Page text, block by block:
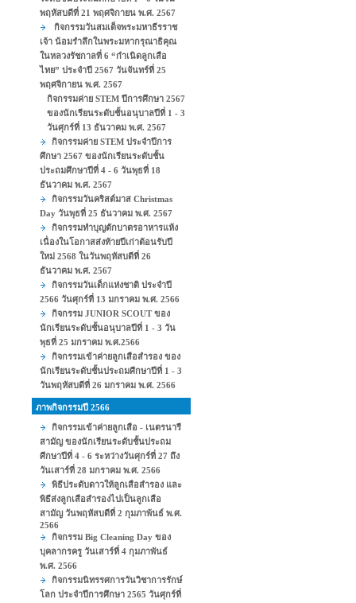
พฤหัสบดีที่ 21 พฤศจิกายน พ.ศ. 2567
กิจกรรมวันสมเด็จพระมหาธีรราช
เจ้า น้อมรำลึกในพระมหากรุณาธิคุณ
ในหลวงรัชกาลที่ 6 “กําเนิดลูกเสือ
ไทย” ประจำปี 2567 วันจันทร์ที่ 25
พฤศจิกายน พ.ศ. 2567
กิจกรรมค่าย STEM ปีการศึกษา 2567
ของนักเรียนระดับชั้นอนุบาลปีที่ 1 - 3
วันศุกร์ที่ 13 ธันวาคม พ.ศ. 2567
กิจกรรมค่าย STEM ประจำปีการ
ศึกษา 2567 ของนักเรียนระดับชั้น
ประถมศึกษาปีที่ 4 - 6 วันพุธที่ 18
ธันวาคม พ.ศ. 2567
กิจกรรมวันคริสต์มาส Christmas
Day วันพุธที่ 25 ธันวาคม พ.ศ. 2567
กิจกรรมทำบุญตักบาตรอาหารแห้ง
เนื่องในโอกาสส่งท้ายปีเก่าต้อนรับปี
ใหม่ 2568 ในวันพฤหัสบดีที่ 26
ธันวาคม พ.ศ. 2567
กิจกรรมวันเด็กแห่งชาติ ประจำปี
2566 วันศุกร์ที่ 13 มกราคม พ.ศ. 2566
กิจกรรม JUNIOR SCOUT ของ
นักเรียนระดับชั้นอนุบาลปีที่ 1 - 3 วัน
พุธที่ 25 มกราคม พ.ศ.2566
กิจกรรมเข้าค่ายลูกเสือสำรอง ของ
นักเรียนระดับชั้นประถมศีกษาปีที่ 1 - 3
วันพฤหัสบดีที่ 26 มกราคม พ.ศ. 2566
ภาพกิจกรรมปี 2566
กิจกรรมเข้าค่ายลูกเสือ - เนตรนารี
สามัญ ของนักเรียนระดับชั้นประถม
ศีกษาปีที่ 4 - 6 ระหว่างวันศุกร์ที่ 27 ถึง
วันเสาร์ที่ 28 มกราคม พ.ศ. 2566
พิธีประดับดาวให้ลูกเสือสำรอง และ
พิธีส่งลูกเสือสำรองไปเป็นลูกเสือ
สามัญ วันพฤหัสบดีที่ 2 กุมภาพ้นธ์ พ.ศ.
2566
กิจกรรม Big Cleaning Day ของ
บุคลากรครู วันเสาร์ที่ 4 กุมภาพันธ์
พ.ศ. 2566
กิจกรรมนิทรรศการวันวิชาการรักษ์
โลก ประจำปีการศึกษา 2565 วันศุกร์ที่